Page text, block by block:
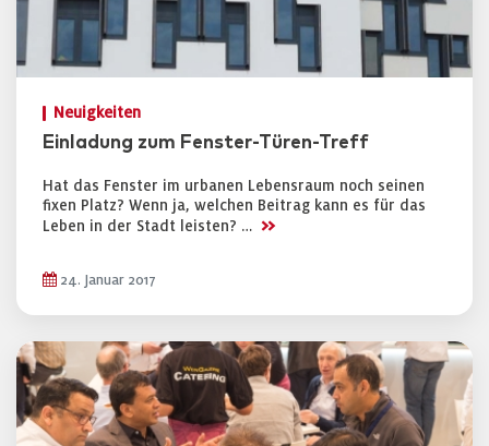
Neuigkeiten
Einladung zum Fenster-Türen-Treff
Hat das Fenster im urbanen Lebensraum noch seinen
fixen Platz? Wenn ja, welchen Beitrag kann es für das
Leben in der Stadt leisten? … >>
24. Januar 2017